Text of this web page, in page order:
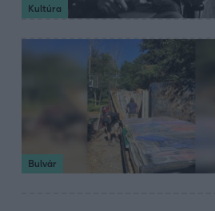
Kultúra
Bulvár